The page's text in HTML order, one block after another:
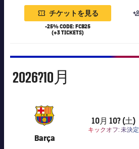
順位表
スケジュール
チケット
結果
順位表
チケットを見る
-25% CODE: FCB25
(+3 TICKETS)
10月
2026?10月
Barça
80,036
10月 10? (土)
キックオフ: 未決定